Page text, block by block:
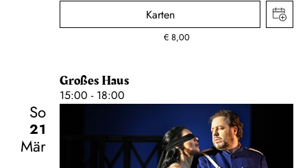
Karten
€ 8,00
Großes Haus
15:00 - 18:00
So
21
Mär